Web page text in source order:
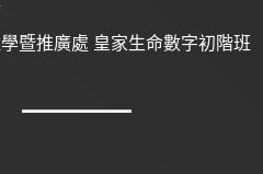
暨推廣處 皇家生命數字初階班